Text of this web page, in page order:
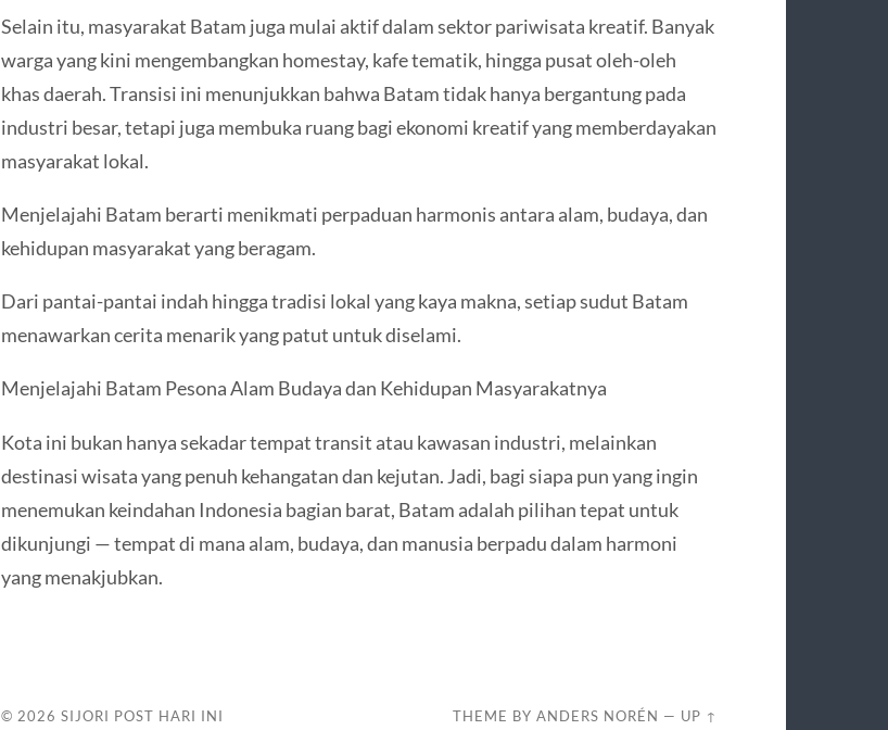
Selain itu, masyarakat Batam juga mulai aktif dalam sektor pariwisata kreatif. Banyak
warga yang kini mengembangkan homestay, kafe tematik, hingga pusat oleh-oleh
khas daerah. Transisi ini menunjukkan bahwa Batam tidak hanya bergantung pada
industri besar, tetapi juga membuka ruang bagi ekonomi kreatif yang memberdayakan
masyarakat lokal.
Menjelajahi Batam berarti menikmati perpaduan harmonis antara alam, budaya, dan
kehidupan masyarakat yang beragam.
Dari pantai-pantai indah hingga tradisi lokal yang kaya makna, setiap sudut Batam
menawarkan cerita menarik yang patut untuk diselami.
Menjelajahi Batam Pesona Alam Budaya dan Kehidupan Masyarakatnya
Kota ini bukan hanya sekadar tempat transit atau kawasan industri, melainkan
destinasi wisata yang penuh kehangatan dan kejutan. Jadi, bagi siapa pun yang ingin
menemukan keindahan Indonesia bagian barat, Batam adalah pilihan tepat untuk
dikunjungi — tempat di mana alam, budaya, dan manusia berpadu dalam harmoni
yang menakjubkan.
© 2026 SIJORI POST HARI INI THEME BYANDERS NORÉN — UP ↑